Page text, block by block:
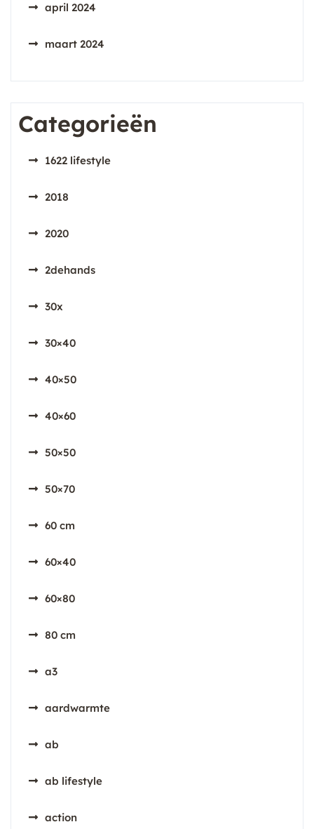
april 2024
maart 2024
Categorieën
1622 lifestyle
2018
2020
2dehands
30x
30×40
40×50
40×60
50×50
50×70
60 cm
60×40
60×80
80 cm
a3
aardwarmte
ab
ab lifestyle
action